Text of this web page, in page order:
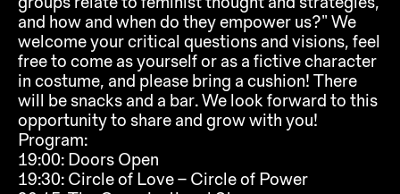
and how and when do they empower us?“ We
welcome your critical questions and visions, feel
free to come as yourself or as a fictive character
in costume, and please bring a cushion! There
will be snacks and a bar. We look forward to this
opportunity to share and grow with you!
Program:
19:00: Doors Open
19:30: Circle of Love – Circle of Power